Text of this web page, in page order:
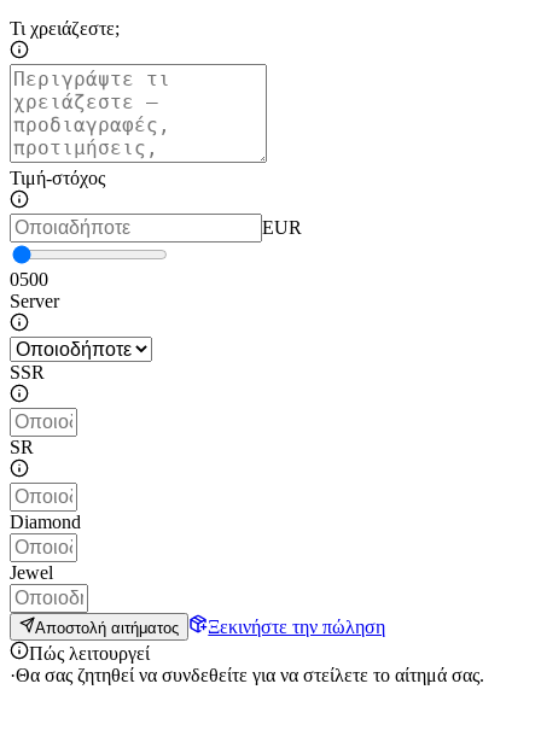
Τι χρειάζεστε;
Τιμή-στόχος
EUR
0500
Server
SSR
SR
Diamond
Jewel
Αποστολή αιτήματος
Ξεκινήστε την πώληση
Πώς λειτουργεί
·Θα σας ζητηθεί να συνδεθείτε για να στείλετε το αίτημά σας.